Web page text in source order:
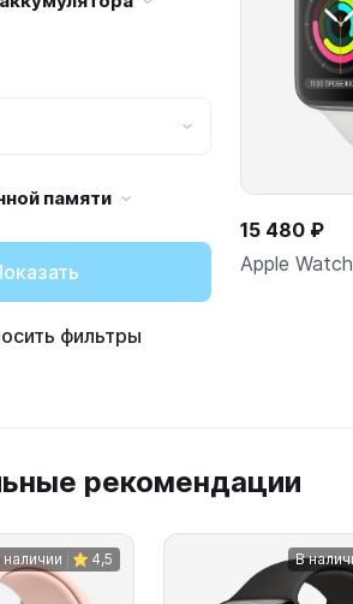
памяти
фильтры
15 480 ₽
Apple
рекомендации
наличии 4,5 В